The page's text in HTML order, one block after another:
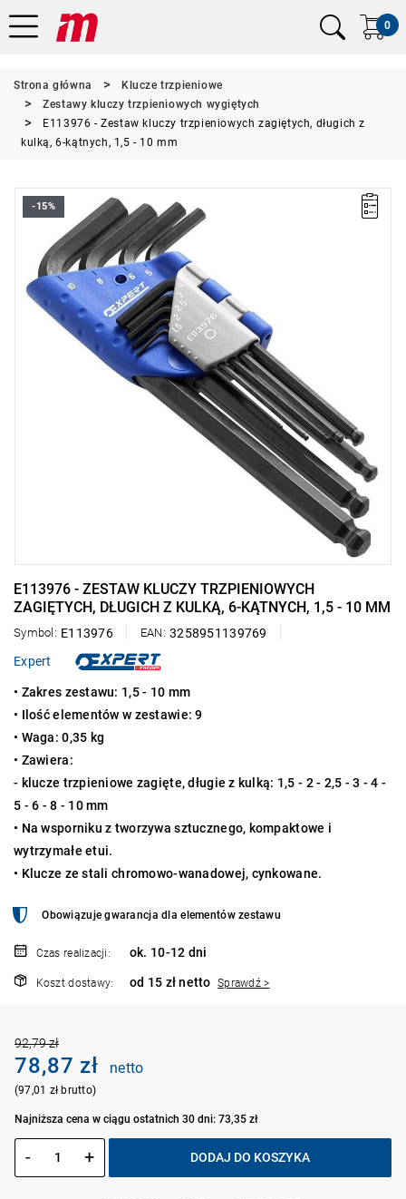
0
Strona główna
Klucze trzpieniowe
Zestawy kluczy trzpieniowych wygiętych
E113976 - Zestaw kluczy trzpieniowych zagiętych, długich z
kulką, 6-kątnych, 1,5 - 10 mm
-15%
E113976 - ZESTAW KLUCZY TRZPIENIOWYCH
ZAGIĘTYCH, DŁUGICH Z KULKĄ, 6-KĄTNYCH, 1,5 - 10 MM
Symbol: E113976 EAN: 3258951139769
Expert
• Zakres zestawu: 1,5 - 10 mm
• Ilość elementów w zestawie: 9
• Waga: 0,35 kg
• Zawiera:
- klucze trzpieniowe zagięte, długie z kulką: 1,5 - 2 - 2,5 - 3 - 4 -
5 - 6 - 8 - 10 mm
• Na wsporniku z tworzywa sztucznego, kompaktowe i
wytrzymałe etui.
• Klucze ze stali chromowo-wanadowej, cynkowane.
Obowiązuje gwarancja dla elementów zestawu
Czas realizacji: ok. 10-12 dni
Koszt dostawy: od 15 zł netto Sprawdź >
92,79 zł
78,87 zł netto
(97,01 zł brutto)
Najniższa cena w ciągu ostatnich 30 dni: 73,35 zł
- + DODAJ DO KOSZYKA